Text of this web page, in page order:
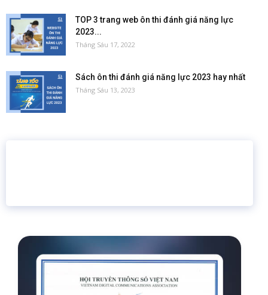
TOP 3 trang web ôn thi đánh giá năng lực
2023...
Tháng Sáu 17, 2022
Sách ôn thi đánh giá năng lực 2023 hay nhất
Tháng Sáu 13, 2023